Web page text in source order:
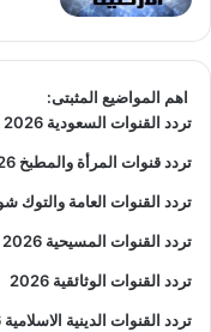
اهم المواضيع المثبتى:
تردد القنوات السعودية 2026
تردد قنوات المرأة والمطبخ 2026
تردد القنوات العامة والتوك شو
تردد القنوات المسيحية 2026
تردد القنوات الوثائقية 2026
تردد القنوات الدينية الاسلامية 2026